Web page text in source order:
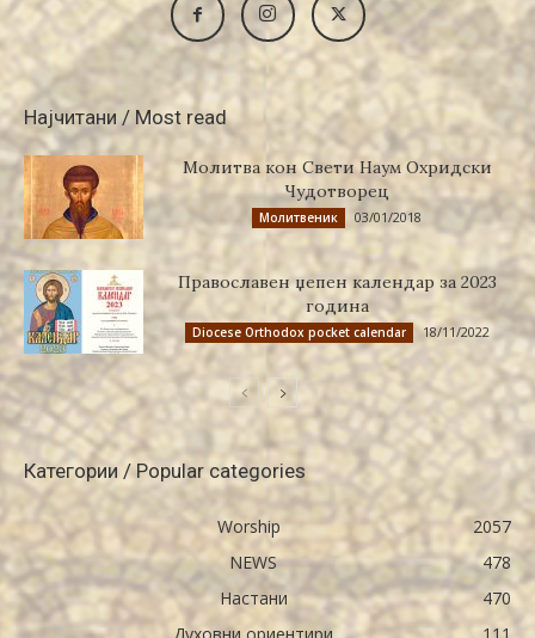
Најчитани / Most read
Молитва кон Свети Наум Охридски
Чудотворец
Молитвеник 03/01/2018
Православен џепен календар за 2023
година
Diocese Orthodox pocket calendar 18/11/2022
Категории / Popular categories
Worship
2057
NEWS
478
Настани
470